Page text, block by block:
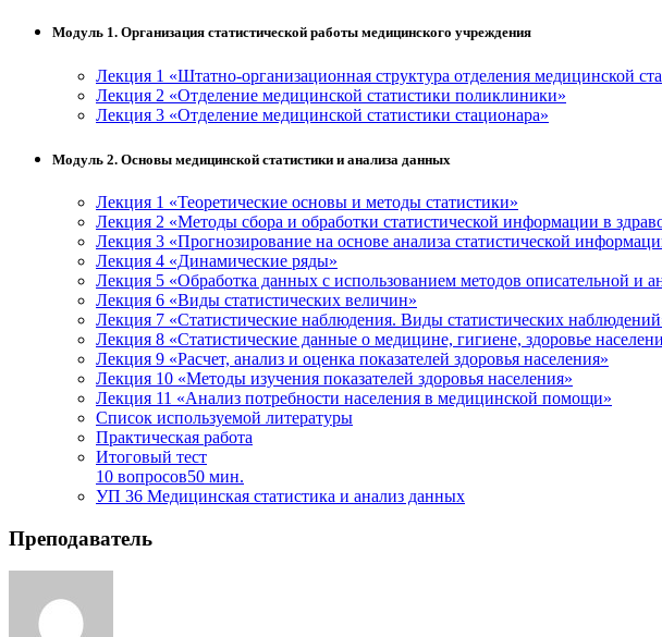
Модуль 1. Организация статистической работы медицинского учреждения
Лекция 1 «Штатно-организационная структура отделения медицинской
Лекция 2 «Отделение медицинской статистики поликлиники»
Лекция 3 «Отделение медицинской статистики стационара»
Модуль 2. Основы медицинской статистики и анализа данных
Лекция 1 «Теоретические основы и методы статистики»
Лекция 2 «Методы сбора и обработки статистической информации в
Лекция 3 «Прогнозирование на основе анализа статистической
Лекция 4 «Динамические ряды»
Лекция 5 «Обработка данных с использованием методов описательной и
Лекция 6 «Виды статистических величин»
Лекция 7 «Статистические наблюдения. Виды статистических
Лекция 8 «Статистические данные о медицине, гигиене, здоровье
Лекция 9 «Расчет, анализ и оценка показателей здоровья населения»
Лекция 10 «Методы изучения показателей здоровья населения»
Лекция 11 «Анализ потребности населения в медицинской помощи»
Список используемой литературы
Практическая работа
Итоговый тест
10 вопросов50 мин.
УП 36 Медицинская статистика и анализ данных
Преподаватель